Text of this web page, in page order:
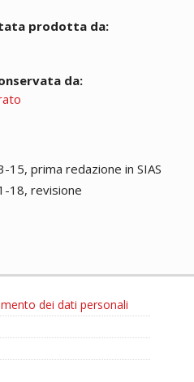
prodotta da:
da:
15, prima redazione in SIAS
18, revisione
dei dati personali